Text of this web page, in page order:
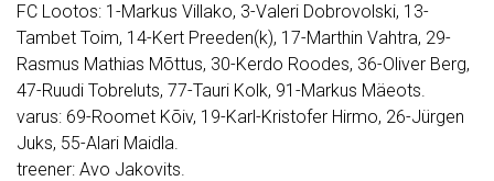
FC Lootos: 1-Markus Villako, 3-Valeri Dobrovolski, 13-
Tambet Toim, 14-Kert Preeden(k), 17-Marthin Vahtra, 29-
Rasmus Mathias Mõttus, 30-Kerdo Roodes, 36-Oliver Berg,
47-Ruudi Tobreluts, 77-Tauri Kolk, 91-Markus Mäeots.
varus: 69-Roomet Kõiv, 19-Karl-Kristofer Hirmo, 26-Jürgen
Juks, 55-Alari Maidla.
treener: Avo Jakovits.